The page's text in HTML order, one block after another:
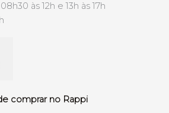
08h30 às 12h e 13h às 17h
comprar no Rappi